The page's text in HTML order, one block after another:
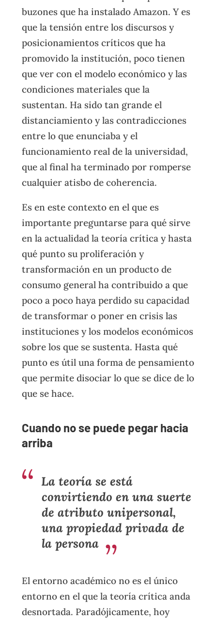
buzones que ha instalado Amazon. Y es
que la tensión entre los discursos y
posicionamientos críticos que ha
promovido la institución, poco tienen
que ver con el modelo económico y las
condiciones materiales que la
sustentan. Ha sido tan grande el
distanciamiento y las contradicciones
entre lo que enunciaba y el
funcionamiento real de la universidad,
que al final ha terminado por romperse
cualquier atisbo de coherencia.
Es en este contexto en el que es
importante preguntarse para qué sirve
en la actualidad la teoría crítica y hasta
qué punto su proliferación y
transformación en un producto de
consumo general ha contribuido a que
poco a poco haya perdido su capacidad
de transformar o poner en crisis las
instituciones y los modelos económicos
sobre los que se sustenta. Hasta qué
punto es útil una forma de pensamiento
que permite disociar lo que se dice de lo
que se hace.
Cuando no se puede pegar hacia
arriba
La teoría se está
convirtiendo en una suerte
de atributo unipersonal,
una propiedad privada de
la persona
El entorno académico no es el único
entorno en el que la teoría crítica anda
desnortada. Paradójicamente, hoy